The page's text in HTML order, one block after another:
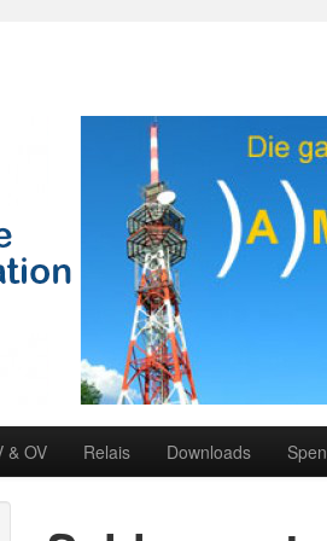
& OV Relais Downloads